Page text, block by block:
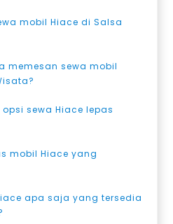
mobil Hiace di Salsa
memesan sewa mobil
sewa Hiace lepas
mobil Hiace yang
apa saja yang tersedia